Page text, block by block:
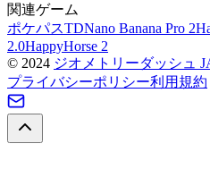
関連ゲーム
ポケパスTDNano Banana Pro 2
2.0HappyHorse 2
© 2024 ジオメトリーダッシュ
プライバシーポリシー利用規約